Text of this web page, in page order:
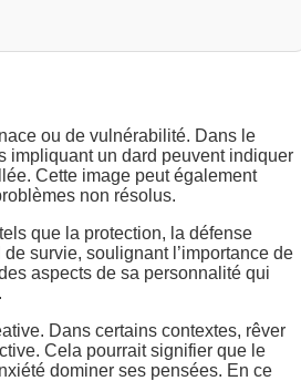
ou de vulnérabilité. Dans le
impliquant un dard peuvent indiquer
Cette image peut également
non résolus.
que la protection, la défense
survie, soulignant l’importance de
aspects de sa personnalité qui
Dans certains contextes, rêver
Cela pourrait signifier que le
dominer ses pensées. En ce